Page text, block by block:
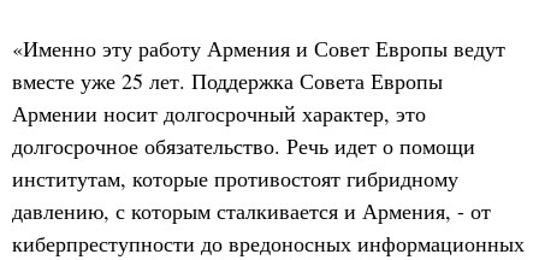
«Именно эту работу Армения и Совет Европы ведут
вместе уже 25 лет. Поддержка Совета Европы
Армении носит долгосрочный характер, это
долгосрочное обязательство. Речь идет о помощи
институтам, которые противостоят гибридному
давлению, с которым сталкивается и Армения, - от
киберпреступности до вредоносных информационных